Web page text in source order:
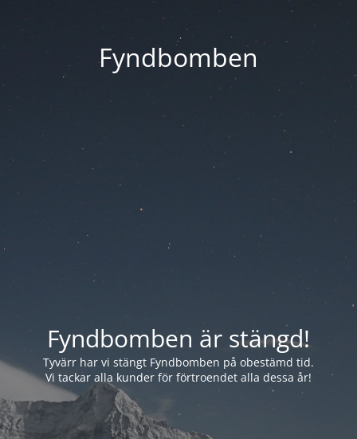
Fyndbomben
Fyndbomben är stängd!
Tyvärr har vi stängt Fyndbomben på obestämd tid.
Vi tackar alla kunder för förtroendet alla dessa år!